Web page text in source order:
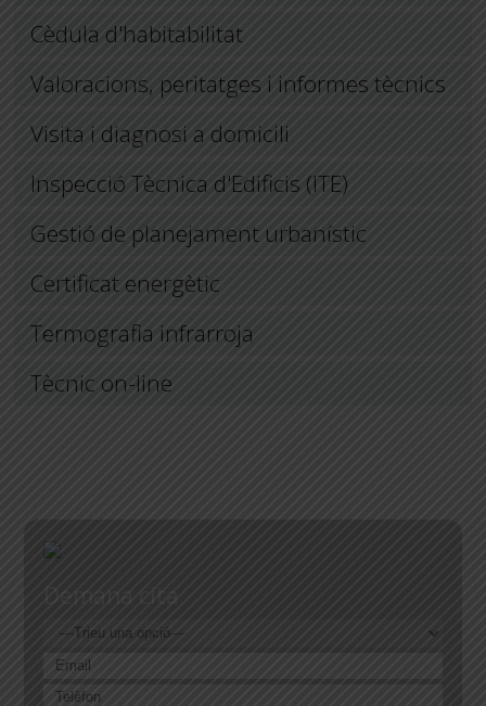
Cèdula d'habitabilitat
Valoracions, peritatges i informes tècnics
Visita i diagnosi a domicili
Inspecció Tècnica d'Edificis (ITE)
Gestió de planejament urbanístic
Certificat energètic
Termografia infrarroja
Tècnic on-line